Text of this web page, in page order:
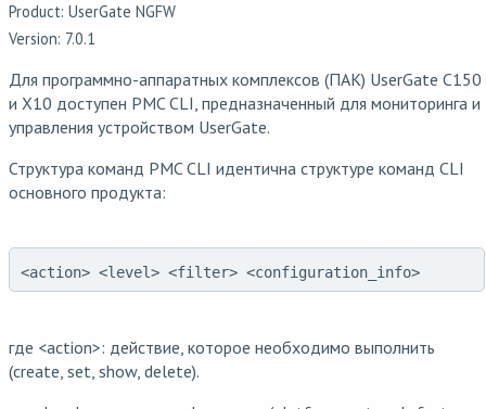
Product: UserGate NGFW
Version: 7.0.1
Для программно-аппаратных комплексов (ПАК) UserGate C150
и X10 доступен PMC CLI, предназначенный для мониторинга и
управления устройством UserGate.
Структура команд PMC CLI идентична структуре команд CLI
основного продукта:
<action> <level> <filter> <configuration_info>
где <action>: действие, которое необходимо выполнить
(create, set, show, delete).